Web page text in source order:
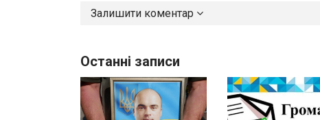
Залишити коментар
Останні записи